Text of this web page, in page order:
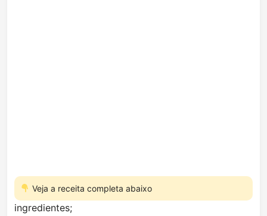
Veja a receita completa abaixo
ingredientes;